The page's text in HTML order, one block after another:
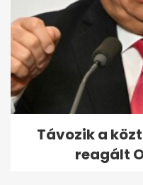
Így él
Távozik a
reagált